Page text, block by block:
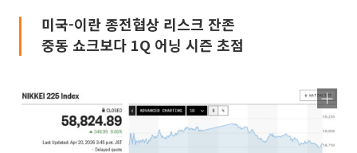
미국-이란 종전협상 리스크 잔존
중동 쇼크보다 1Q 어닝 시즌 초점